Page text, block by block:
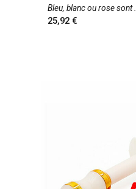
Bleu, blanc ou rose sont
25,92